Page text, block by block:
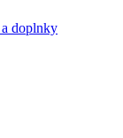
doplnky